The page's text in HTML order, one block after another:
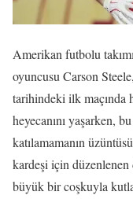
Amerikan futbolu
oyuncusu Carson
tarihindeki ilk maçında
heyecanını yaşarken,
katılamamanın
kardeşi için düzenlenen
büyük bir coşkuyla